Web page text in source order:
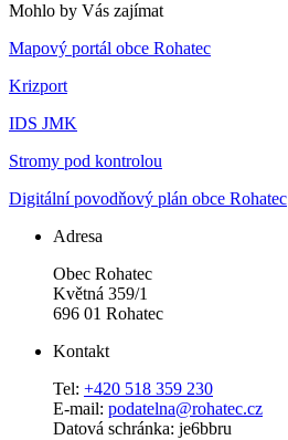
Mohlo by Vás zajímat
Mapový portál obce Rohatec
Krizport
IDS JMK
Stromy pod kontrolou
Digitální povodňový plán obce Rohatec
Adresa
Obec Rohatec
Květná 359/1
696 01 Rohatec
Kontakt
Tel: +420 518 359 230
E-mail: podatelna@rohatec.cz
Datová schránka: je6bbru